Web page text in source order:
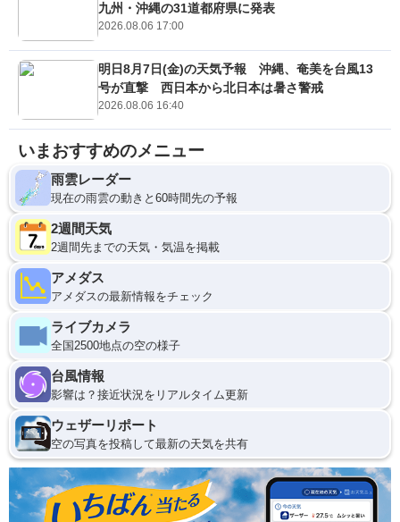
九州・沖縄の31道都府県に発表
2026.08.06 17:00
明日8月7日(金)の天気予報 沖縄、奄美を台風13
号が直撃 西日本から北日本は暑さ警戒
2026.08.06 16:40
いまおすすめのメニュー
雨雲レーダー
現在の雨雲の動きと60時間先の予報
2週間天気
2週間先までの天気・気温を掲載
アメダス
アメダスの最新情報をチェック
ライブカメラ
全国2500地点の空の様子
台風情報
影響は？接近状況をリアルタイム更新
ウェザーリポート
空の写真を投稿して最新の天気を共有